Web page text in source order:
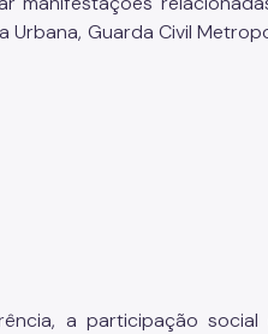
Guarda Civil
a participação